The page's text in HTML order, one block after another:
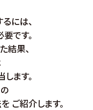
には、
です。
結果、
ます。
ご紹介します。